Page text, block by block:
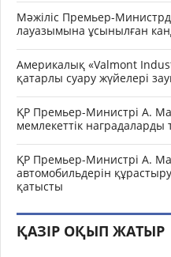
Мәжіліс Премьер-
лауазымына ұсынылған
Америкалық «Valmont
қатарлы суару жүйелері
ҚР Премьер-Министрі А.
мемлекеттік
ҚР Премьер-Министрі А.
автомобильдерін
қатысты
ҚАЗІР ОҚЫП ЖАТЫР